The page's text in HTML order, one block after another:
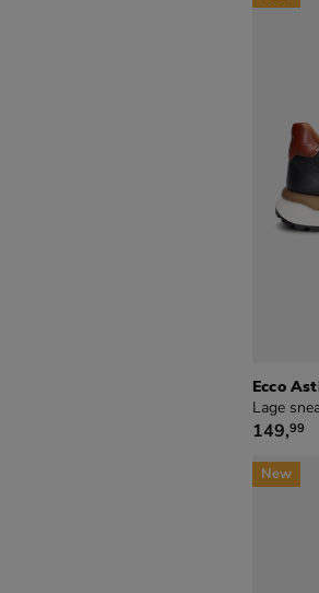
Ecco
Lage
€ 149,99
149,99
New